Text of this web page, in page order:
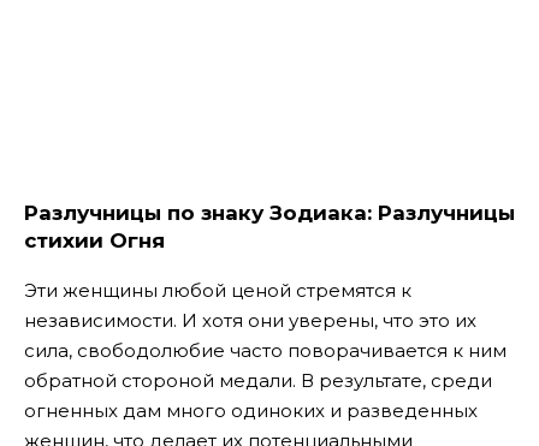
Разлучницы по знаку Зодиака: Разлучницы
стихии Огня
Эти женщины любой ценой стремятся к
независимости. И хотя они уверены, что это их
сила, свободолюбие часто поворачивается к ним
обратной стороной медали. В результате, среди
огненных дам много одиноких и разведенных
женщин, что делает их потенциальными